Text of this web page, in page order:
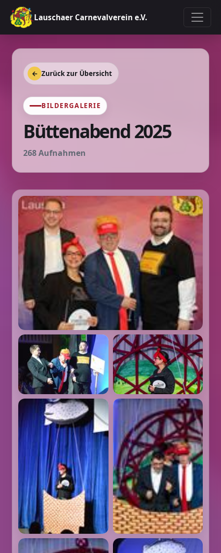
Lauschaer Carnevalverein e.V.
← Zurück zur Übersicht
BILDERGALERIE
Büttenabend 2025
268 Aufnahmen